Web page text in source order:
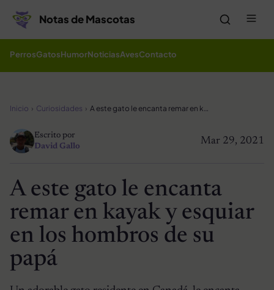
Notas de Mascotas
PerrosGatosHumorNoticiasAvesContacto
Inicio Curiosidades A este gato le encanta remar en kayak y esquiar en los hombros de su papá
Mar 29, 2021
Escrito por
David Gallo
A este gato le encanta
remar en kayak y esquiar
en los hombros de su
papá